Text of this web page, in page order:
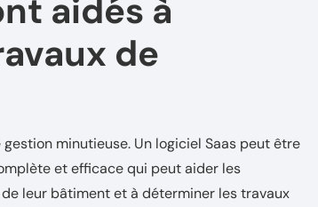
aidés à
de
minutieuse. Un logiciel Saas peut être
et efficace qui peut aider les
leur bâtiment et à déterminer les travaux